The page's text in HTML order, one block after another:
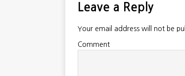
Leave a Reply
Your email address will not be
Comment